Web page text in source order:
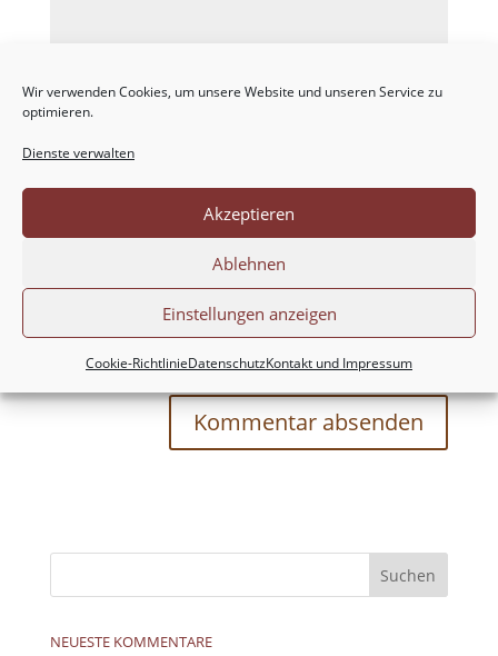
Wir verwenden Cookies, um unsere Website und unseren Service zu
optimieren.
Dienste verwalten
Akzeptieren
Ablehnen
Einstellungen anzeigen
Cookie-RichtlinieDatenschutzKontakt und Impressum
Meinen Namen, meine E-Mail-Adresse und
meine Website in diesem Browser für die nächste
Kommentierung speichern.
NEUESTE KOMMENTARE